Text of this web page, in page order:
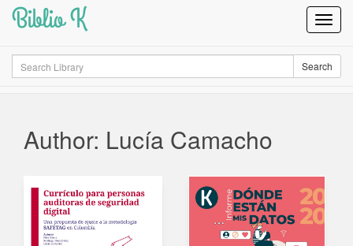
Biblio K
Search Search
Author: Lucía Camacho